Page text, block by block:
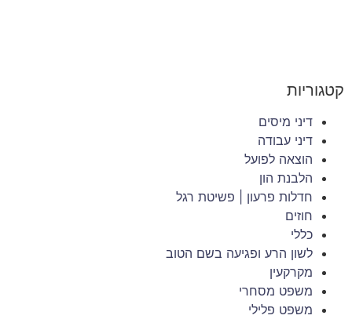
קטגוריות
דיני מיסים
דיני עבודה
הוצאה לפועל
הלבנת הון
חדלות פרעון | פשיטת רגל
חוזים
כללי
לשון הרע ופגיעה בשם הטוב
מקרקעין
משפט מסחרי
משפט פלילי